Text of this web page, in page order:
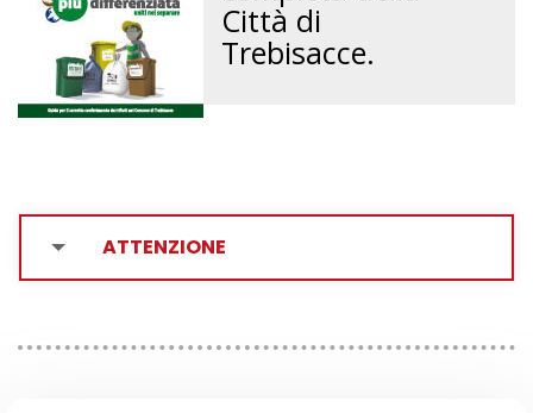
Città di
Trebisacce.
ATTENZIONE